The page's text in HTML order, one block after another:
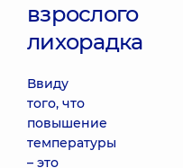
взрослого
лихорадка
Ввиду
того, что
повышение
температуры
– это